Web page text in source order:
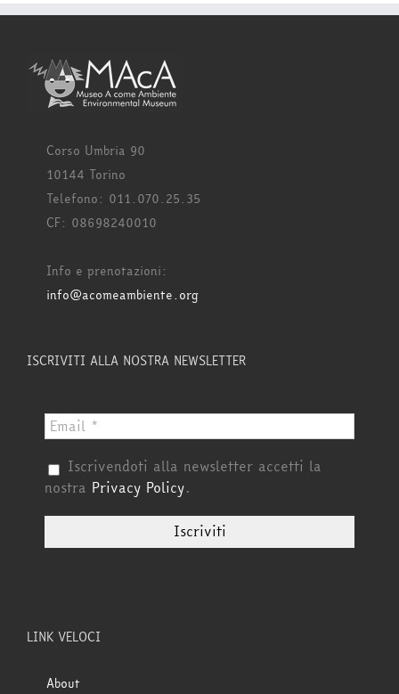
Corso Umbria 90
10144 Torino
Telefono: 011.070.25.35
CF: 08698240010
Info e prenotazioni:
info@acomeambiente.org
ISCRIVITI ALLA NOSTRA NEWSLETTER
Iscrivendoti alla newsletter accetti la
nostra Privacy Policy.
LINK VELOCI
About